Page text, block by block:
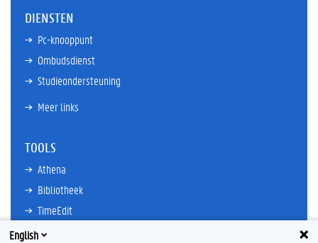
DIENSTEN
Pc-knooppunt
Ombudsdienst
Studieondersteuning
Meer links
TOOLS
Athena
Bibliotheek
TimeEdit
E-mail
English